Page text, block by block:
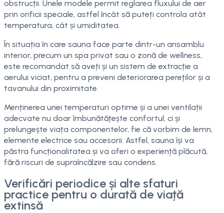
obstrucții. Unele modele permit reglarea fluxului de aer
prin orificii speciale, astfel încât să puteți controla atât
temperatura, cât și umiditatea.
În situația în care sauna face parte dintr-un ansamblu
interior, precum un spa privat sau o zonă de wellness,
este recomandat să aveți și un sistem de extracție a
aerului viciat, pentru a preveni deteriorarea pereților și a
tavanului din proximitate.
Menținerea unei temperaturi optime și a unei ventilații
adecvate nu doar îmbunătățește confortul, ci și
prelungește viața componentelor, fie că vorbim de lemn,
elemente electrice sau accesorii. Astfel, sauna își va
păstra funcționalitatea și va oferi o experiență plăcută,
fără riscuri de supraîncălzire sau condens.
Verificări periodice și alte sfaturi
practice pentru o durată de viață
extinsă